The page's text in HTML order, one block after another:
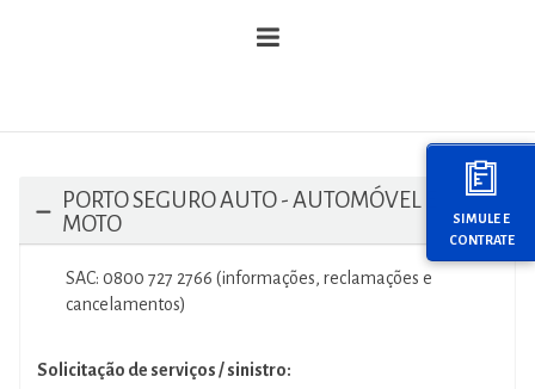
SIMULE E
CONTRATE
PORTO SEGURO AUTO - AUTOMÓVEL E
MOTO
SAC: 0800 727 2766 (informações, reclamações e
cancelamentos)
Solicitação de serviços / sinistro: